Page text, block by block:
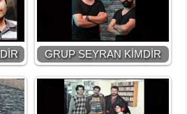
GRUP SEYRAN KİMDİR